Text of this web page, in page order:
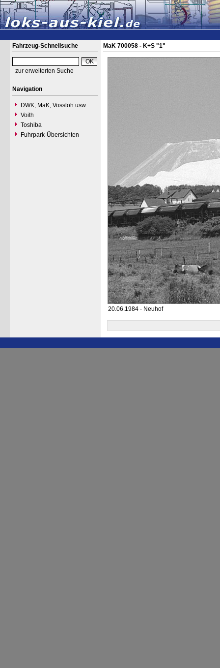
Fahrzeug-Schnellsuche
zur erweiterten Suche
Navigation
DWK, MaK, Vossloh usw.
Voith
Toshiba
Fuhrpark-Übersichten
MaK 700058 - K+S "1"
20.06.1984 - Neuhof